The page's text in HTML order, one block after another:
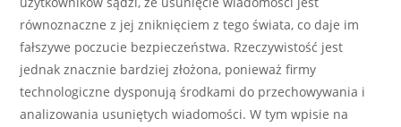
równoznaczne z jej zniknięciem z tego świata, co daje im
fałszywe poczucie bezpieczeństwa. Rzeczywistość jest
jednak znacznie bardziej złożona, ponieważ firmy
technologiczne dysponują środkami do przechowywania i
analizowania usuniętych wiadomości. W tym wpisie na